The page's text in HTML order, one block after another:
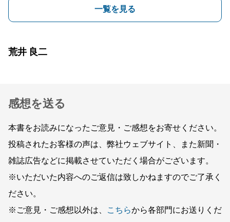
一覧を見る
荒井 良二
感想を送る
本書をお読みになったご意見・ご感想をお寄せください。
投稿されたお客様の声は、弊社ウェブサイト、また新聞・
雑誌広告などに掲載させていただく場合がございます。
※いただいた内容へのご返信は致しかねますのでご了承く
ださい。
※ご意見・ご感想以外は、
こちらから各部門にお送りくだ